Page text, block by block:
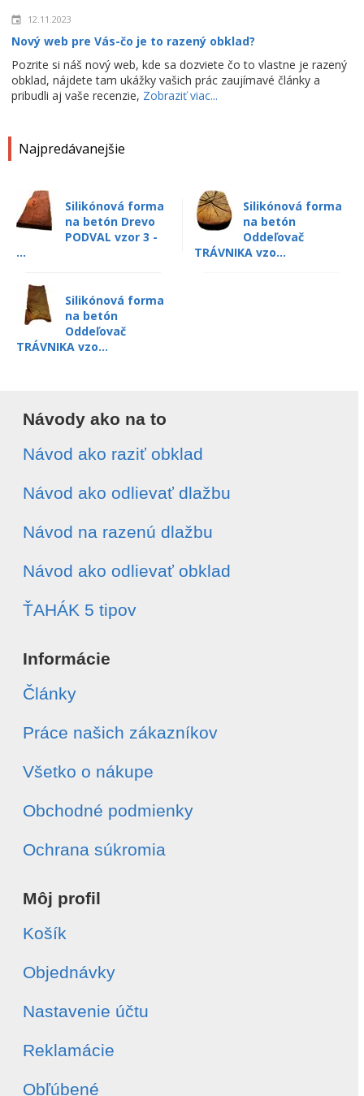
12.11.2023
Nový web pre Vás-čo je to razený obklad?
Pozrite si náš nový web, kde sa dozviete čo to vlastne je razený
obklad, nájdete tam ukážky vašich prác zaujímavé články a
pribudli aj vaše recenzie, Zobraziť viac...
Najpredávanejšie
Silikónová forma
na betón Drevo
PODVAL vzor 3 -
...
Silikónová forma
na betón
Oddeľovač
TRÁVNIKA vzo...
Silikónová forma
na betón
Oddeľovač
TRÁVNIKA vzo...
Návody ako na to
Návod ako raziť obklad
Návod ako odlievať dlažbu
Návod na razenú dlažbu
Návod ako odlievať obklad
ŤAHÁK 5 tipov
Informácie
Články
Práce našich zákazníkov
Všetko o nákupe
Obchodné podmienky
Ochrana súkromia
Môj profil
Košík
Objednávky
Nastavenie účtu
Reklamácie
Obľúbené